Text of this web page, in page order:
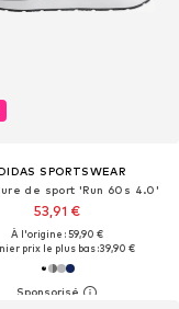
SPORTSWEAR
de sport 'Run 60s 4.0'
53,91 €
À l'origine : 59,90 €
prix le plus bas :39,90 €